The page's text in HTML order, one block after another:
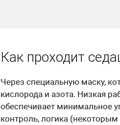
Как проходит
Через специальную маску,
кислорода и азота. Низкая
обеспечивает минимальное
контроль, логика